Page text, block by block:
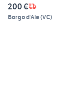
200 €
Borgo d'Ale(VC)